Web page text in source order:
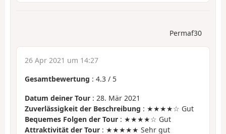
Permaf30
26 Apr 2021 um 14:27
Gesamtbewertung : 4.3 / 5
Datum deiner Tour : 28. Mär 2021
Zuverlässigkeit der Beschreibung : ★★★★☆ Gut
Bequemes Folgen der Tour : ★★★★☆ Gut
Attraktivität der Tour : ★★★★★ Sehr gut